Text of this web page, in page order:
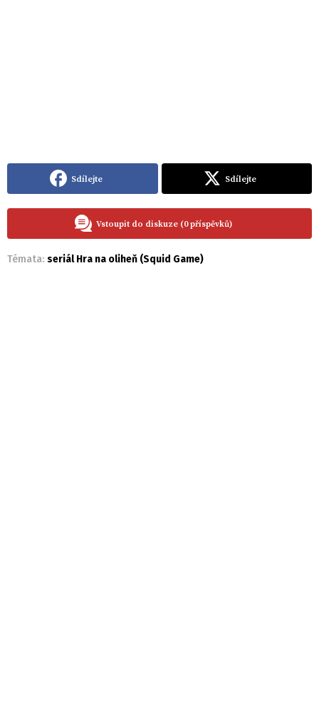
Sdílejte Sdílejte
Vstoupit do diskuze (0 příspěvků)
Témata: seriál Hra na oliheň (Squid Game)